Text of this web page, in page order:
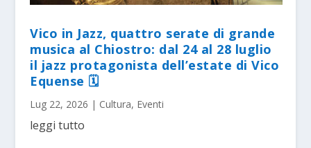
Vico in Jazz, quattro serate di grande
musica al Chiostro: dal 24 al 28 luglio
il jazz protagonista dell’estate di Vico
Equense 🗓
Lug 22, 2026 | Cultura, Eventi
leggi tutto